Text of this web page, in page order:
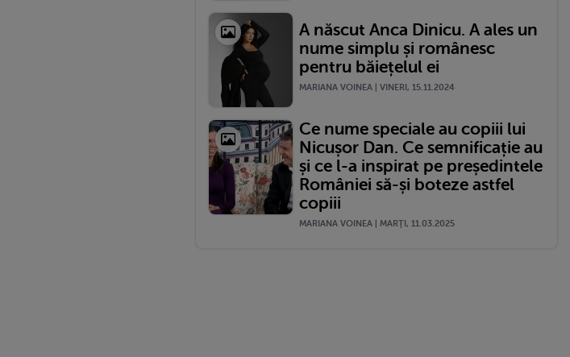
A născut Anca Dinicu. A ales un
nume simplu și românesc
pentru băiețelul ei
MARIANA VOINEA | VINERI, 15.11.2024
Ce nume speciale au copiii lui
Nicușor Dan. Ce semnificație au
și ce l-a inspirat pe președintele
României să-și boteze astfel
copiii
MARIANA VOINEA | MARŢI, 11.03.2025